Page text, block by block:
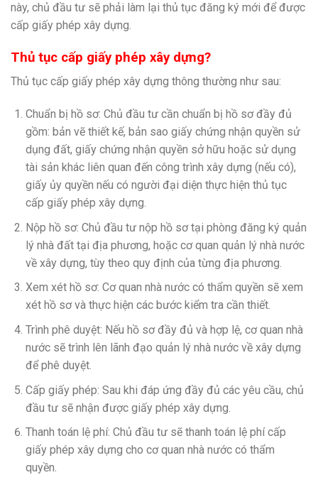
này, chủ đầu tư sẽ phải làm lại thủ tục đăng ký mới để được
cấp giấy phép xây dựng.
Thủ tục cấp giấy phép xây dựng?
Thủ tục cấp giấy phép xây dựng thông thường như sau:
Chuẩn bị hồ sơ: Chủ đầu tư cần chuẩn bị hồ sơ đầy đủ
gồm: bản vẽ thiết kế, bản sao giấy chứng nhận quyền sử
dụng đất, giấy chứng nhận quyền sở hữu hoặc sử dụng
tài sản khác liên quan đến công trình xây dựng (nếu có),
giấy ủy quyền nếu có người đại diện thực hiện thủ tục
cấp giấy phép xây dựng.
Nộp hồ sơ: Chủ đầu tư nộp hồ sơ tại phòng đăng ký quản
lý nhà đất tại địa phương, hoặc cơ quan quản lý nhà nước
về xây dựng, tùy theo quy định của từng địa phương.
Xem xét hồ sơ: Cơ quan nhà nước có thẩm quyền sẽ xem
xét hồ sơ và thực hiện các bước kiểm tra cần thiết.
Trình phê duyệt: Nếu hồ sơ đầy đủ và hợp lệ, cơ quan nhà
nước sẽ trình lên lãnh đạo quản lý nhà nước về xây dựng
để phê duyệt.
Cấp giấy phép: Sau khi đáp ứng đầy đủ các yêu cầu, chủ
đầu tư sẽ nhận được giấy phép xây dựng.
Thanh toán lệ phí: Chủ đầu tư sẽ thanh toán lệ phí cấp
giấy phép xây dựng cho cơ quan nhà nước có thẩm
quyền.